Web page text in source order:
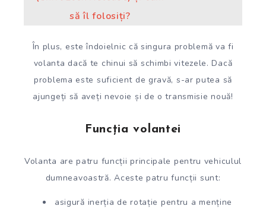
să îl folosiți?
În plus, este îndoielnic că singura problemă va fi
volanta dacă te chinui să schimbi vitezele. Dacă
problema este suficient de gravă, s-ar putea să
ajungeți să aveți nevoie și de o transmisie nouă!
Funcția volantei
Volanta are patru funcții principale pentru vehiculul
dumneavoastră. Aceste patru funcții sunt:
asigură inerția de rotație pentru a menține